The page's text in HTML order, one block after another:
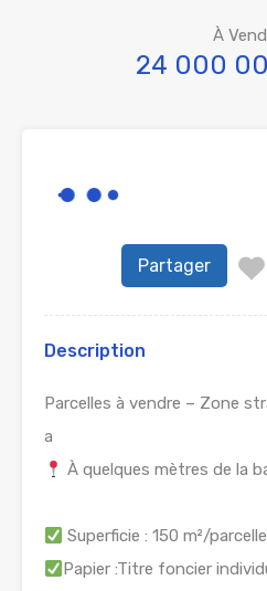
À
24 000
Partager
Description
Parcelles à vendre – Zone
a
À quelques mètres de la
Superficie : 150 m²/parcelle
Papier :Titre foncier